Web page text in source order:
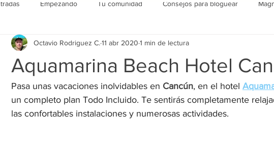
Empezando Tu comunidad Consejos para bloguear
Aquamarina Beach Hotel
Octavio Rodriguez C. 11 abr 2020 1 min de lectura
Pasa unas vacaciones inolvidables en Cancún, en el hotel
un completo plan Todo Incluido. Te sentirás completamente
las confortables instalaciones y numerosas actividades.